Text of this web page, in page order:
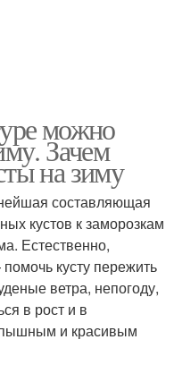
можно
Зачем
на зиму
составляющая
кустов к заморозкам
Естественно,
кусту пережить
ветра, непогоду,
в рост и в
и красивым